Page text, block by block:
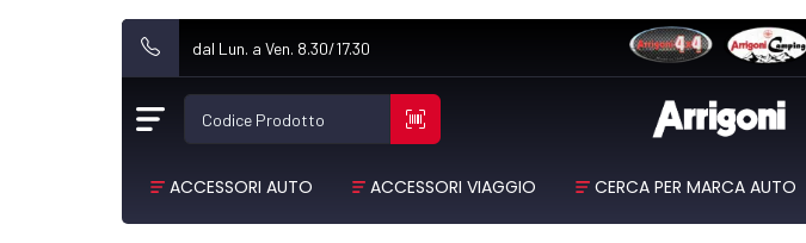
dal Lun. a Ven. 8.30/17.30
Codice Prodotto
ACCESSORI AUTO ACCESSORI VIAGGIO CERCA PER MARCA AUTO